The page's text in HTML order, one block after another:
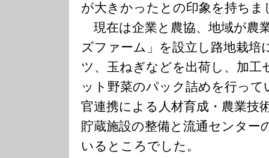
が大きかったとの印象を持ちま
現在は企業と農協、地域が農
ズファーム」を設立し路地栽培
ツ、玉ねぎなどを出荷し、加工
ット野菜のパック詰めを行っ
官連携による人材育成・農業技
貯蔵施設の整備と流通センター
いるところでした。